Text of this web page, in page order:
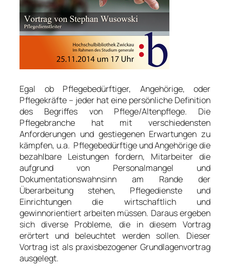
Egal ob Pflegebedürftiger, Angehörige, oder
Pflegekräfte – jeder hat eine persönliche Definition
des Begriffes von Pflege/Altenpflege. Die
Pflegebranche hat mit verschiedensten
Anforderungen und gestiegenen Erwartungen zu
kämpfen, u.a. Pflegebedürftige und Angehörige die
bezahlbare Leistungen fordern, Mitarbeiter die
aufgrund von Personalmangel und
Dokumentationswahnsinn am Rande der
Überarbeitung stehen, Pflegedienste und
Einrichtungen die wirtschaftlich und
gewinnorientiert arbeiten müssen. Daraus ergeben
sich diverse Probleme, die in diesem Vortrag
erörtert und beleuchtet werden sollen. Dieser
Vortrag ist als praxisbezogener Grundlagenvortrag
ausgelegt.